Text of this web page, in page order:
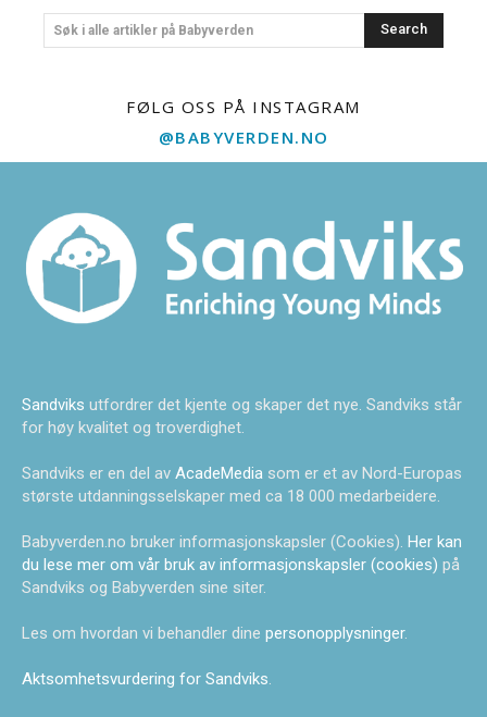
Søk i alle artikler på Babyverden Search
FØLG OSS PÅ INSTAGRAM
@BABYVERDEN.NO
Sandviks utfordrer det kjente og skaper det nye. Sandviks står
for høy kvalitet og troverdighet.
Sandviks er en del av AcadeMedia som er et av Nord-Europas
største utdanningsselskaper med ca 18 000 medarbeidere.
Babyverden.no bruker informasjonskapsler (Cookies). Her kan
du lese mer om vår bruk av informasjonskapsler (cookies) på
Sandviks og Babyverden sine siter.
Les om hvordan vi behandler dine personopplysninger.
Aktsomhetsvurdering for Sandviks.